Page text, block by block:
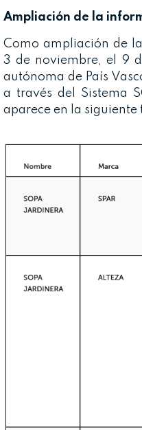
Ampliación de la
Como ampliación de
3 de noviembre, el 9
autónoma de País
a través del Sistema
aparece en la siguiente